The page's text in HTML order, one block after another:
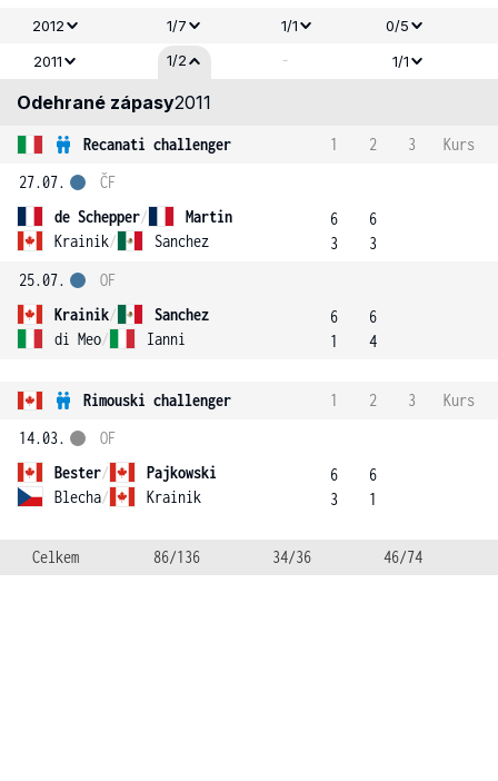
2012
1/7 1/1
0/5
2011
1/2 - 1/1
Odehrané zápasy2011
Recanati challenger 1 2 3
Kurs
27.07.
de Schepper/
Martin
Krainik/ Sanchez
ČF
6
3
6
3
25.07.
Krainik/
Sanchez
di Meo/ Ianni
OF
6
1
6
4
Rimouski challenger 1 2 3
Kurs
14.03.
Bester/
Pajkowski
Blecha/ Krainik
OF
6
3
6
1
Celkem 86/136 34/36 46/74